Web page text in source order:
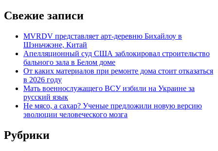
Свежие записи
MVRDV представляет арт-деревню Бихайлоу в
Шэньчжэне, Китай
Апелляционный суд США заблокировал строительство
бального зала в Белом доме
От каких материалов при ремонте дома стоит отказаться
в 2026 году
Мать военнослужащего ВСУ избили на Украине за
русский язык
Не мясо, а сахар? Ученые предложили новую версию
эволюции человеческого мозга
Рубрики